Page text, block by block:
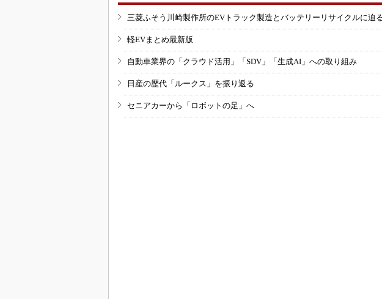
三菱ふそう川崎製作所のEVトラック製造とバッテリーリサイクルに迫
軽EVまとめ最新版
自動車業界の「クラウド活用」「SDV」「生成AI」への取り組み
日産の歴代「ルークス」を振り返る
セニアカーから「ロボットの足」へ